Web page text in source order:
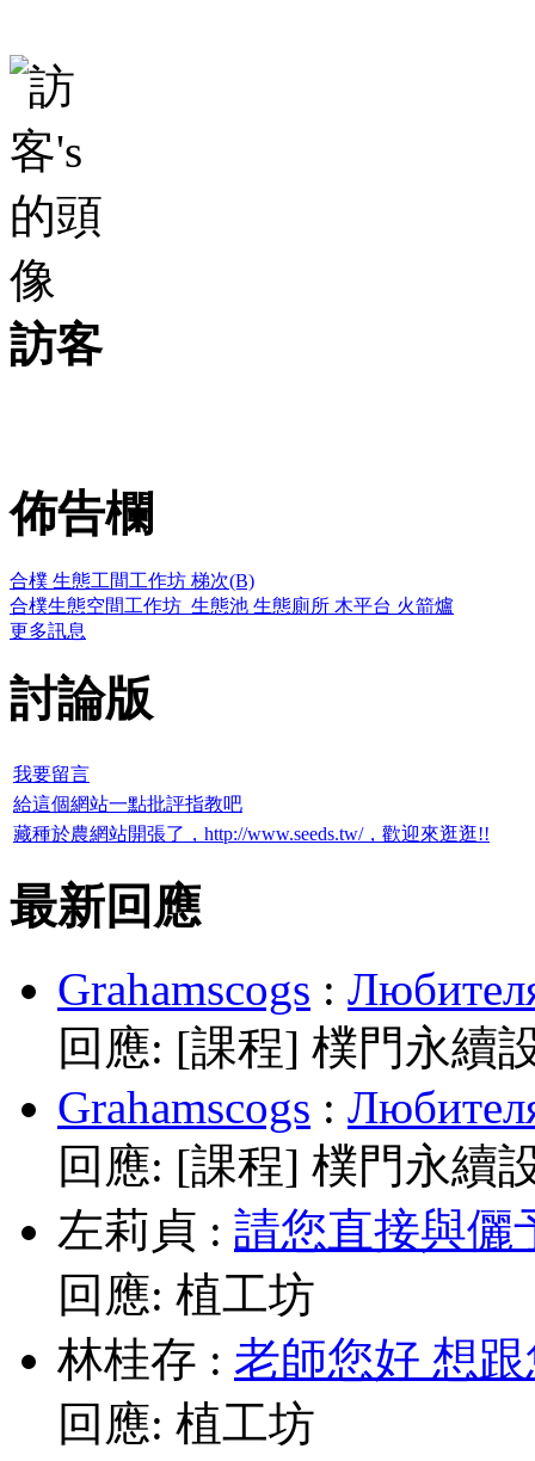
訪客
佈告欄
合樸 生態工間工作坊 梯次(B)
合樸生態空間工作坊_生態池 生態廁所 木平台 火箭爐
更多訊息
討論版
我要留言
給這個網站一點批評指教吧
藏種於農網站開張了，http://www.seeds.tw/，歡迎來逛逛!!
最新回應
Grahamscogs :
回應: [課程] 樸門永續
Grahamscogs :
回應: [課程] 樸門永續
左莉貞 : 請您直接與儷
回應: 植工坊
林桂存 : 老師您好 想
回應: 植工坊